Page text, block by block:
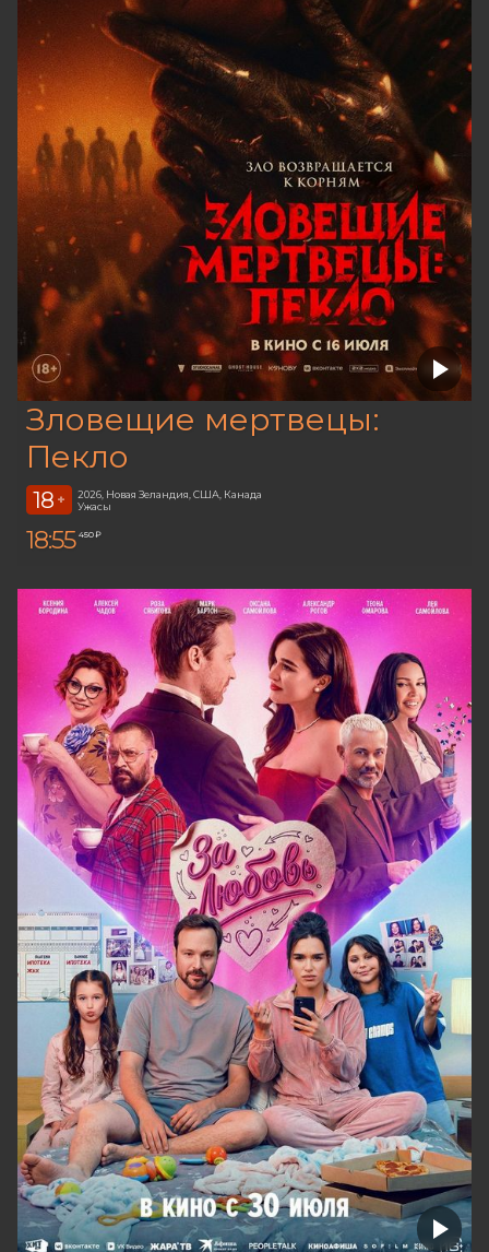
Зловещие мертвецы:
Пекло
18 +
2026, Новая Зеландия, США, Канада
Ужасы
18:55 450 ₽